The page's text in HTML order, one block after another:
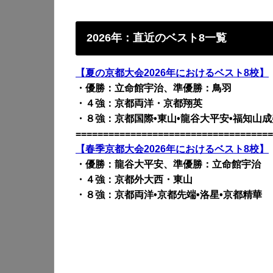
2026年：直近のベスト8一覧
【夏の京都大会2026年におけるベスト8校】
・優勝：立命館宇治、準優勝：鳥羽
・４強：京都両洋・京都翔英
・８強：京都国際•東山•龍谷大平安•福知山
【春季京都大会2026年におけるベスト8校】
・優勝：龍谷大平安、準優勝：立命館宇治
・４強：京都外大西・東山
・８強：京都両洋•京都先端•洛星•京都精華